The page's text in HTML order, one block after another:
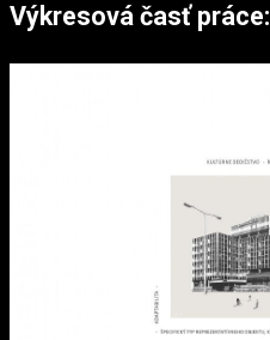
Výkresová časť práce: